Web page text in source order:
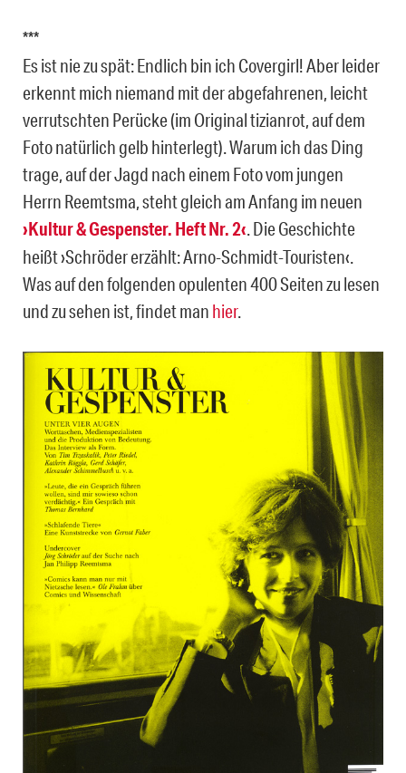
***
Es ist nie zu spät: Endlich bin ich Covergirl! Aber leider
erkennt mich niemand mit der abgefahrenen, leicht
verrutschten Perücke (im Original tizianrot, auf dem
Foto natürlich gelb hinterlegt). Warum ich das Ding
trage, auf der Jagd nach einem Foto vom jungen
Herrn Reemtsma, steht gleich am Anfang im neuen
›Kultur & Gespenster. Heft Nr. 2‹. Die Geschichte
heißt ›Schröder erzählt: Arno-Schmidt-Touristen‹.
Was auf den folgenden opulenten 400 Seiten zu lesen
und zu sehen ist, findet man hier.